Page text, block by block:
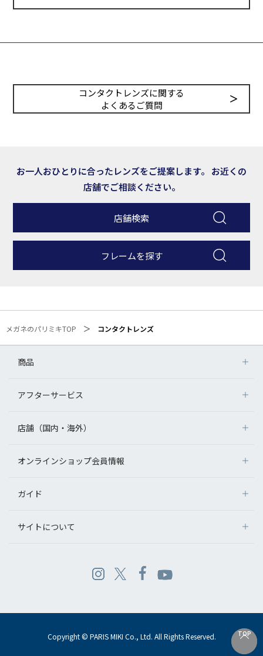
コンタクトレンズに関する
よくあるご質問
お一人おひとりに合ったレンズをご提案します。 お近くの
店舗でご相談ください。
店舗検索
フレームを探す
メガネのパリミキTOP コンタクトレンズ
TOP
TOP
商品
アフターサービス
店舗（国内・海外）
オンラインショップ会員情報
ガイド
サイトについて
Copyright © PARIS MIKI Co., Ltd. All Rights Reserved.